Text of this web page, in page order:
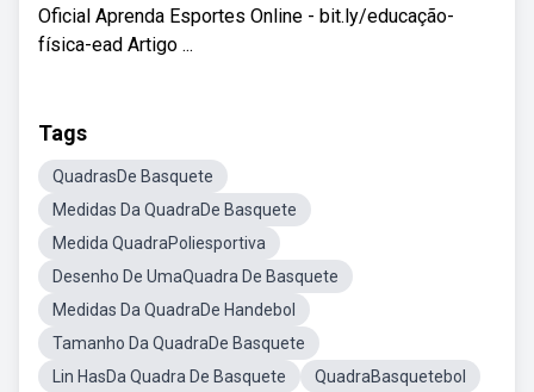
Oficial Aprenda Esportes Online - bit.ly/educação-
física-ead Artigo ...
Tags
QuadrasDe Basquete
Medidas Da QuadraDe Basquete
Medida QuadraPoliesportiva
Desenho De UmaQuadra De Basquete
Medidas Da QuadraDe Handebol
Tamanho Da QuadraDe Basquete
Lin HasDa Quadra De Basquete
QuadraBasquetebol